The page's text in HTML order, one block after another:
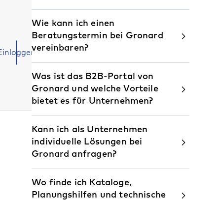
Wie kann ich einen
Beratungstermin bei Gronard
vereinbaren?
Was ist das B2B-Portal von
Gronard und welche Vorteile
bietet es für Unternehmen?
Kann ich als Unternehmen
individuelle Lösungen bei
Gronard anfragen?
Wo finde ich Kataloge,
Planungshilfen und technische